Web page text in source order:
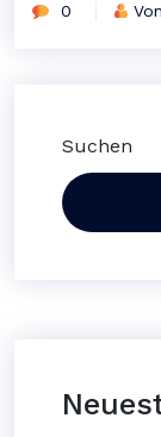
0
Suchen